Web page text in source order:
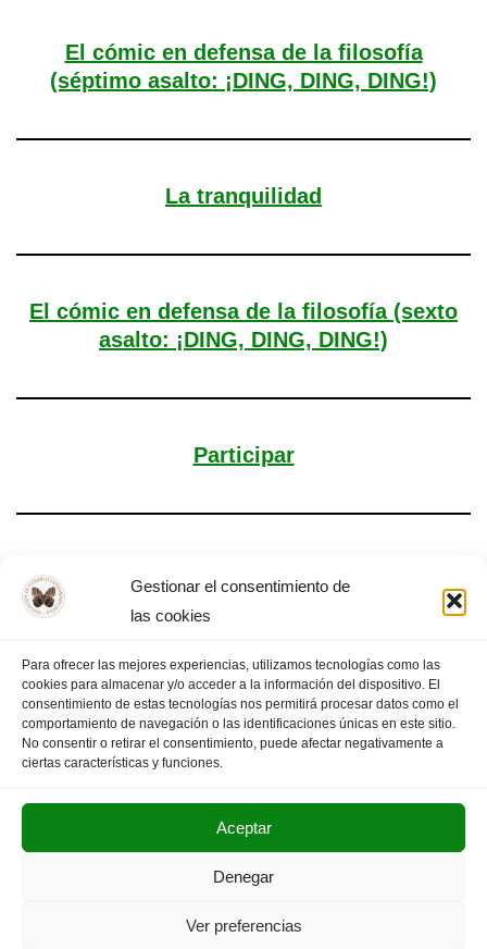
Gestionar el consentimiento de
las cookies
Para ofrecer las mejores experiencias, utilizamos tecnologías como las
cookies para almacenar y/o acceder a la información del dispositivo. El
consentimiento de estas tecnologías nos permitirá procesar datos como el
comportamiento de navegación o las identificaciones únicas en este sitio.
No consentir o retirar el consentimiento, puede afectar negativamente a
ciertas características y funciones.
Aceptar
Denegar
Ver preferencias
El cómic en defensa de la filosofía
(séptimo asalto: ¡DING, DING, DING!)
La tranquilidad
El cómic en defensa de la filosofía (sexto
asalto: ¡DING, DING, DING!)
Participar
« PÁGINA
ANTERIOR
1 2 3 4
… 7
PÁGINA
SIGUIENTE »
POLITICA DE PRIVACIDAD
AVISO LEGAL